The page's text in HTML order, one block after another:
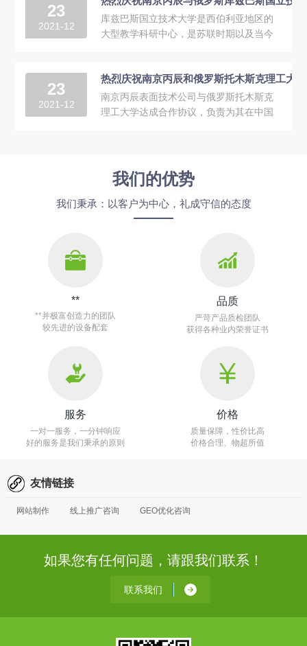
23
2021-12
库兹巴斯国立技术大学是西伯利亚地区的
大型教学科研中心，是苏联时期以及当今
重点大学、俄罗斯最重要的技术大学之
一，中国教育部首批认可的俄罗斯重点高
校之一（理工类第117号，排名不分先
23
2021-12
热烈庆祝南京丙辰和俄罗斯托木斯克理工大
南京丙辰表面技术公司与俄罗斯托木斯克
理工大学达成合作协议，负责为其在中国
其中有三百多名院士，还有列宁奖章、国
家奖金和其他高声誉奖章的得主。托木斯
克理工大学在材料、等离子技术、气相沉
积技术及装备...
我们的优势
我们秉承：以客户为中心，礼成守信的态度
**
**并极富创造力的团队
较先进的设备配套
品质
严苛产品质检团队
获得各种业内荣誉证书
服务
一对一服务，一分钟响应
好的服务是我们秉承的原则
价格
质量保障，性价比高
价格合理、物超所值
友情链接
网站制作 线上推广咨询 GEO优化咨询
如果您有任何问题，请跟我们联系！
联系我们